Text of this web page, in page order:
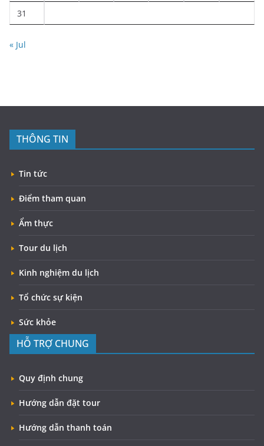
31
« Jul
THÔNG TIN
Tin tức
Điểm tham quan
Ẩm thực
Tour du lịch
Kinh nghiệm du lịch
Tổ chức sự kiện
Sức khỏe
HỖ TRỢ CHUNG
Quy định chung
Hướng dẫn đặt tour
Hướng dẫn thanh toán